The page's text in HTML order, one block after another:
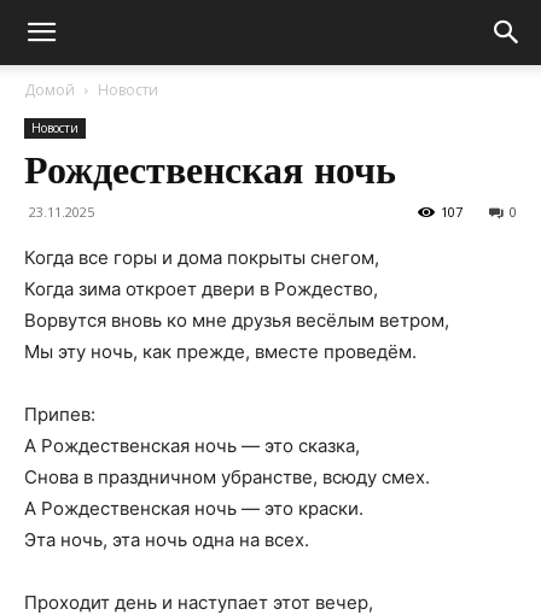
Домой Новости
Новости
Рождественская ночь
23.11.2025 0
107
Когда все горы и дома покрыты снегом,
Когда зима откроет двери в Рождество,
Ворвутся вновь ко мне друзья весёлым ветром,
Мы эту ночь, как прежде, вместе проведём.
Припев:
А Рождественская ночь — это сказка,
Снова в праздничном убранстве, всюду смех.
А Рождественская ночь — это краски.
Эта ночь, эта ночь одна на всех.
Проходит день и наступает этот вечер,